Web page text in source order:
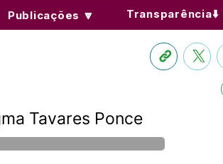
Publicações 🔽 Transparência⬇️
Tavares Ponce